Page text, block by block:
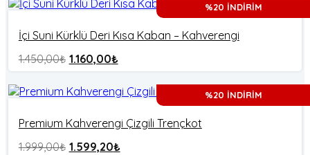
%20 İNDİRİM
İçi Suni Kürklü Deri Kısa Kaban – Kahverengi
1.450,00₺ 1.160,00₺
%20 İNDİRİM
Premium Kahverengi Çizgili Trençkot
1.999,00₺ 1.599,20₺